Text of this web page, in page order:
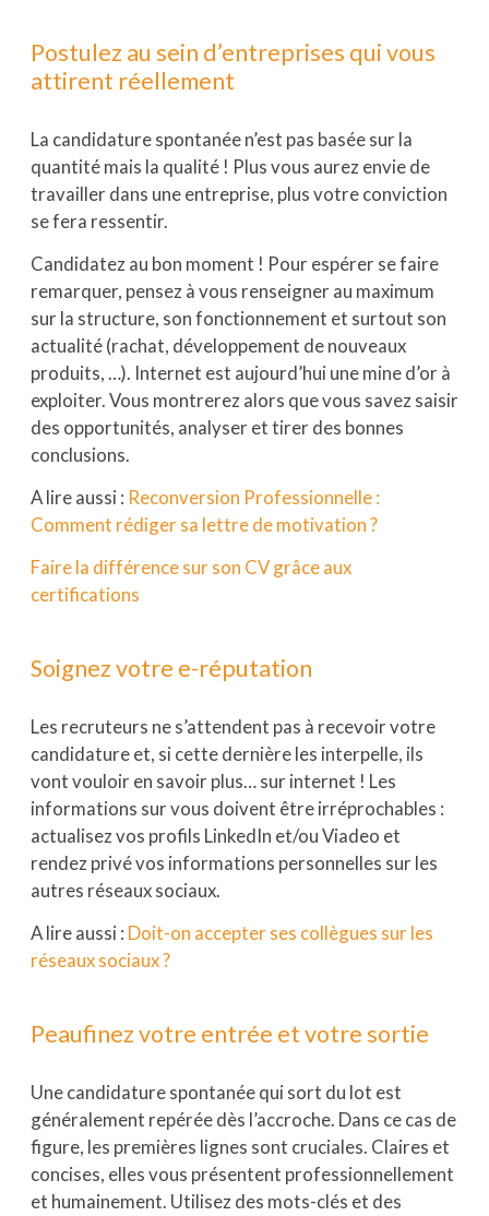
Postulez au sein d’entreprises qui vous
attirent réellement
La candidature spontanée n’est pas basée sur la
quantité mais la qualité ! Plus vous aurez envie de
travailler dans une entreprise, plus votre conviction
se fera ressentir.
Candidatez au bon moment ! Pour espérer se faire
remarquer, pensez à vous renseigner au maximum
sur la structure, son fonctionnement et surtout son
actualité (rachat, développement de nouveaux
produits, …). Internet est aujourd’hui une mine d’or à
exploiter. Vous montrerez alors que vous savez saisir
des opportunités, analyser et tirer des bonnes
conclusions.
A lire aussi : Reconversion Professionnelle :
Comment rédiger sa lettre de motivation ?
Faire la différence sur son CV grâce aux
certifications
Soignez votre e-réputation
Les recruteurs ne s’attendent pas à recevoir votre
candidature et, si cette dernière les interpelle, ils
vont vouloir en savoir plus… sur internet ! Les
informations sur vous doivent être irréprochables :
actualisez vos profils LinkedIn et/ou Viadeo et
rendez privé vos informations personnelles sur les
autres réseaux sociaux.
A lire aussi : Doit-on accepter ses collègues sur les
réseaux sociaux ?
Peaufinez votre entrée et votre sortie
Une candidature spontanée qui sort du lot est
généralement repérée dès l’accroche. Dans ce cas de
figure, les premières lignes sont cruciales. Claires et
concises, elles vous présentent professionnellement
et humainement. Utilisez des mots-clés et des